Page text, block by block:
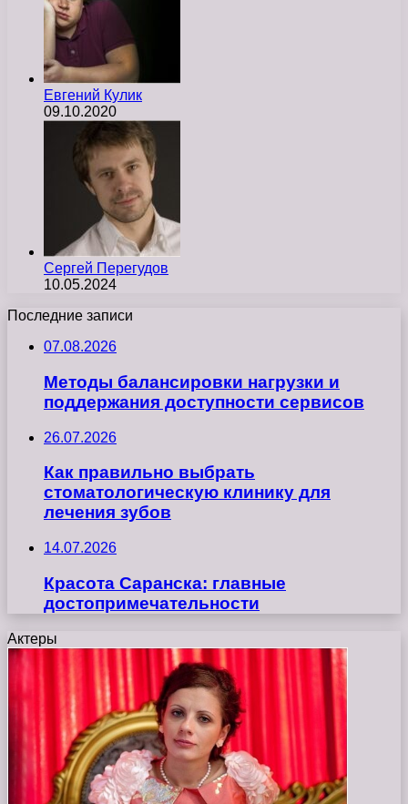
Евгений Кулик
09.10.2020
Сергей Перегудов
10.05.2024
Последние записи
07.08.2026
Методы балансировки нагрузки и
поддержания доступности сервисов
26.07.2026
Как правильно выбрать
стоматологическую клинику для
лечения зубов
14.07.2026
Красота Саранска: главные
достопримечательности
Актеры